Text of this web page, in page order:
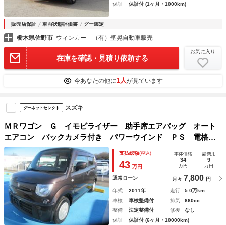
保証
保証付 (1ヶ月・1000km)
販売店保証 車両状態評価書 グー鑑定
栃木県佐野市 ウィンカー （有）聖晃自動車販売
在庫を確認・見積り依頼する
お気に入り
今あなたの他に1人が見ています
グーネットセレクト スズキ
ＭＲワゴン Ｇ イモビライザー 助手席エアバッグ オート
エアコン バックカメラ付き パワーウインド ＰＳ 電格ミ
ラー 衝突安全ボディ 運転席エアバッグ ＡＢＳ キーレス
支払総額(税込)
43 万円
本体価格
34
万円
諸費用
9
万円
通常ローン 月々 7,800 円
年式 2011年 走行
5.0万km
車検
車検整備付 排気
660cc
整備
法定整備付 修復
なし
保証
保証付 (6ヶ月・10000km)